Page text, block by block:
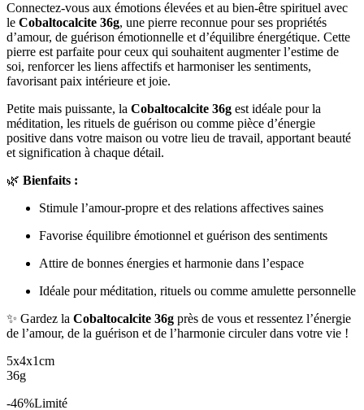
Connectez-vous aux émotions élevées et au bien-être spirituel avec
le Cobaltocalcite 36g, une pierre reconnue pour ses propriétés
d’amour, de guérison émotionnelle et d’équilibre énergétique. Cette
pierre est parfaite pour ceux qui souhaitent augmenter l’estime de
soi, renforcer les liens affectifs et harmoniser les sentiments,
favorisant paix intérieure et joie.
Petite mais puissante, la Cobaltocalcite 36g est idéale pour la
méditation, les rituels de guérison ou comme pièce d’énergie
positive dans votre maison ou votre lieu de travail, apportant beauté
et signification à chaque détail.
🌿 Bienfaits :
Stimule l’amour-propre et des relations affectives saines
Favorise équilibre émotionnel et guérison des sentiments
Attire de bonnes énergies et harmonie dans l’espace
Idéale pour méditation, rituels ou comme amulette personnelle
✨ Gardez la Cobaltocalcite 36g près de vous et ressentez l’énergie
de l’amour, de la guérison et de l’harmonie circuler dans votre vie !
5x4x1cm
36g
-46%Limité